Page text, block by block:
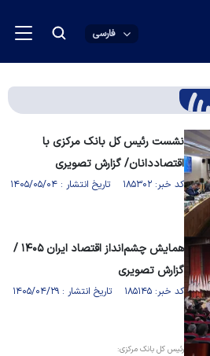
فارسی
نشست رئیس کل بانک مرکزی با
اقتصاددانان/ گزارش تصویری
کد خبر: ۱۸۵۳۰۲ تاریخ انتشار : ۱۴۰۵/۰۵/۰۴
همایش چشم‌انداز اقتصاد ایران ۱۴۰۵ /
گزارش تصویری
کد خبر: ۱۸۵۱۴۵ تاریخ انتشار : ۱۴۰۵/۰۴/۲۹
رئیس کل بانک مرکزی: